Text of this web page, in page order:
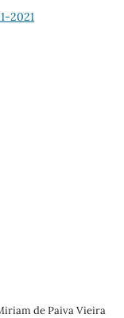
2021
de Paiva Vieira